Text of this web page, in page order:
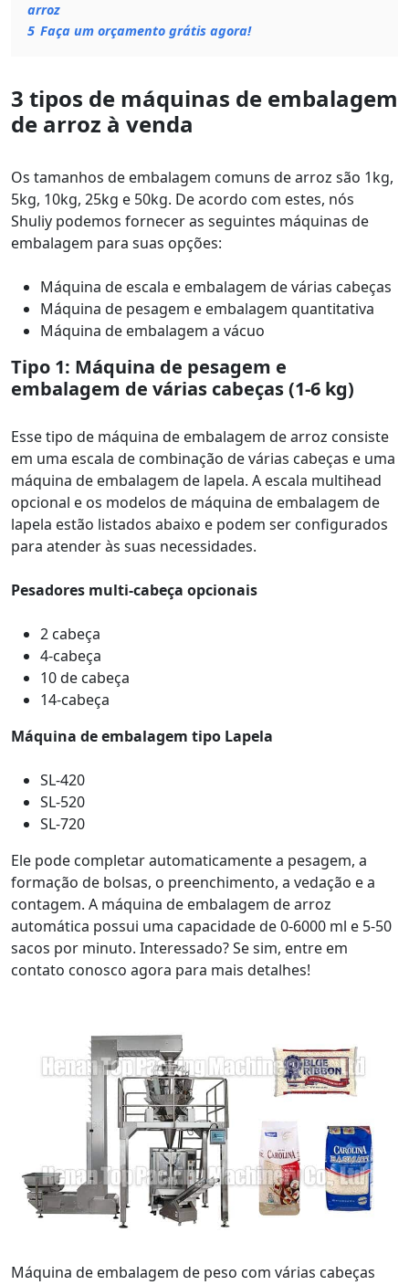
arroz
5 Faça um orçamento grátis agora!
3 tipos de máquinas de embalagem
de arroz à venda
Os tamanhos de embalagem comuns de arroz são 1kg,
5kg, 10kg, 25kg e 50kg. De acordo com estes, nós
Shuliy podemos fornecer as seguintes máquinas de
embalagem para suas opções:
Máquina de escala e embalagem de várias cabeças
Máquina de pesagem e embalagem quantitativa
Máquina de embalagem a vácuo
Tipo 1: Máquina de pesagem e
embalagem de várias cabeças (1-6 kg)
Esse tipo de máquina de embalagem de arroz consiste
em uma escala de combinação de várias cabeças e uma
máquina de embalagem de lapela. A escala multihead
opcional e os modelos de máquina de embalagem de
lapela estão listados abaixo e podem ser configurados
para atender às suas necessidades.
Pesadores multi-cabeça opcionais
2 cabeça
4-cabeça
10 de cabeça
14-cabeça
Máquina de embalagem tipo Lapela
SL-420
SL-520
SL-720
Ele pode completar automaticamente a pesagem, a
formação de bolsas, o preenchimento, a vedação e a
contagem. A máquina de embalagem de arroz
automática possui uma capacidade de 0-6000 ml e 5-50
sacos por minuto. Interessado? Se sim, entre em
contato conosco agora para mais detalhes!
Máquina de embalagem de peso com várias cabeças